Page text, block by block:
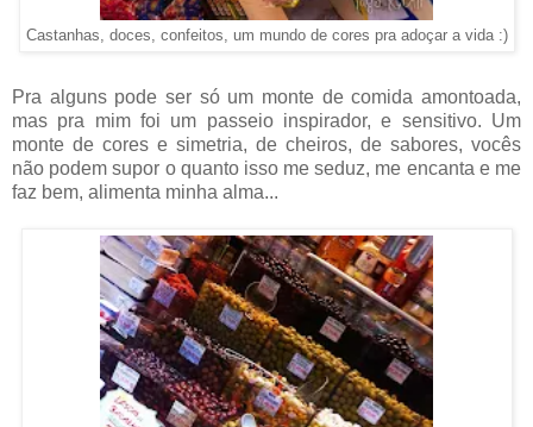
Castanhas, doces, confeitos, um mundo de cores pra adoçar a vida :)
Pra alguns pode ser só um monte de comida amontoada,
mas pra mim foi um passeio inspirador, e sensitivo. Um
monte de cores e simetria, de cheiros, de sabores, vocês
não podem supor o quanto isso me seduz, me encanta e me
faz bem, alimenta minha alma...